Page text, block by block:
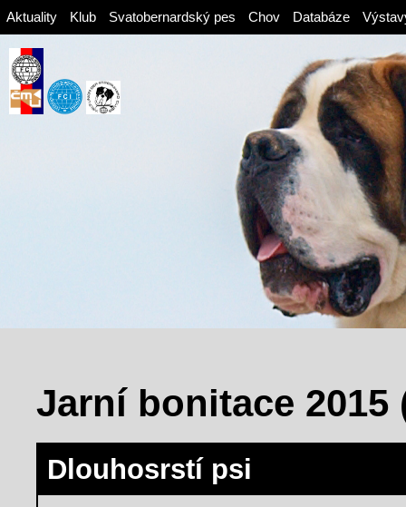
Aktuality Klub Svatobernardský pes Chov Databáze
Jarní bonitace 2015
Dlouhosrstí psi